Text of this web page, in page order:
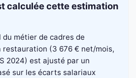
calculée cette estimation
métier de cadres de
restauration (3 676 € net/mois,
2024) est ajusté par un
sur les écarts salariaux